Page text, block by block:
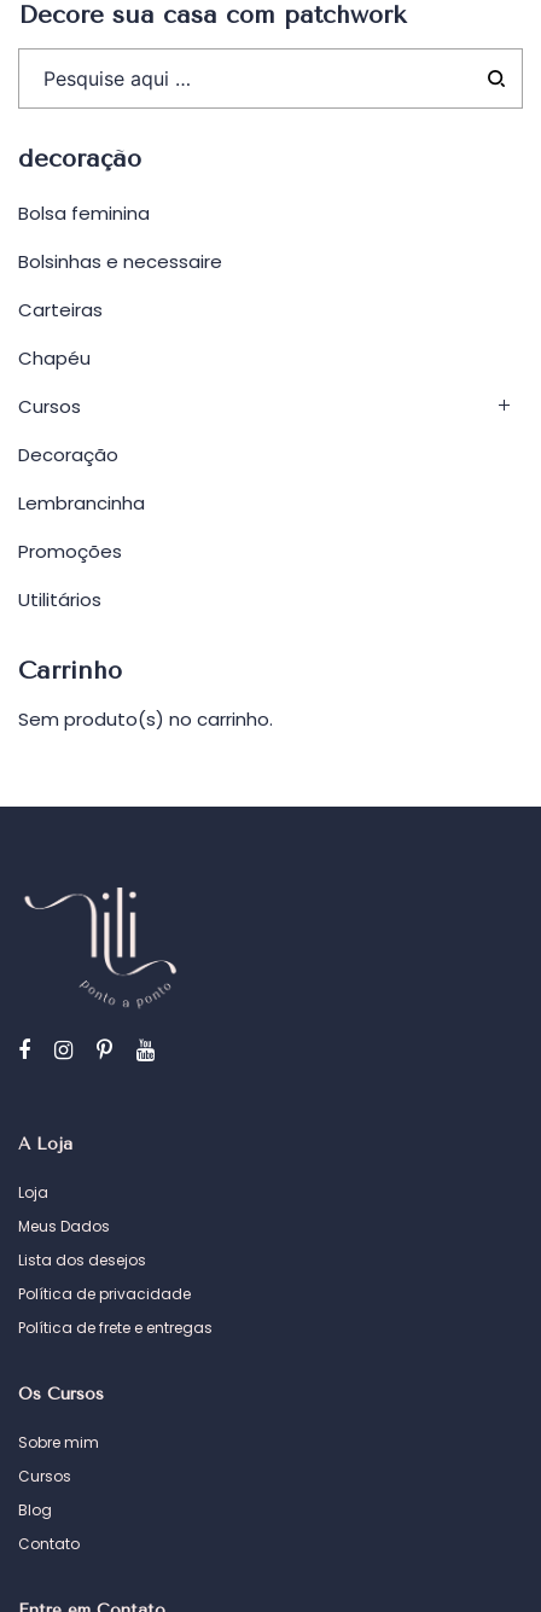
Decore sua casa com patchwork
decoração
Bolsa feminina
Bolsinhas e necessaire
Carteiras
Chapéu
Cursos
Decoração
Lembrancinha
Promoções
Utilitários
Carrinho
Sem produto(s) no carrinho.
A Loja
Loja
Meus Dados
Lista dos desejos
Política de privacidade
Política de frete e entregas
Os Cursos
Sobre mim
Cursos
Blog
Contato